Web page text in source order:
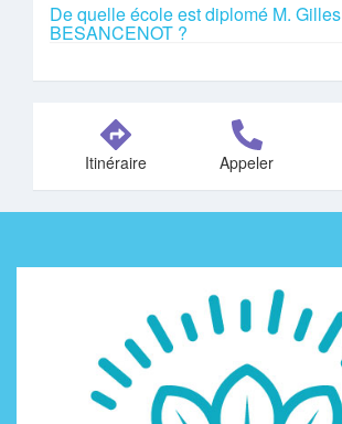
De quelle école est diplomé M. Gilles
BESANCENOT ?
Itinéraire Appeler